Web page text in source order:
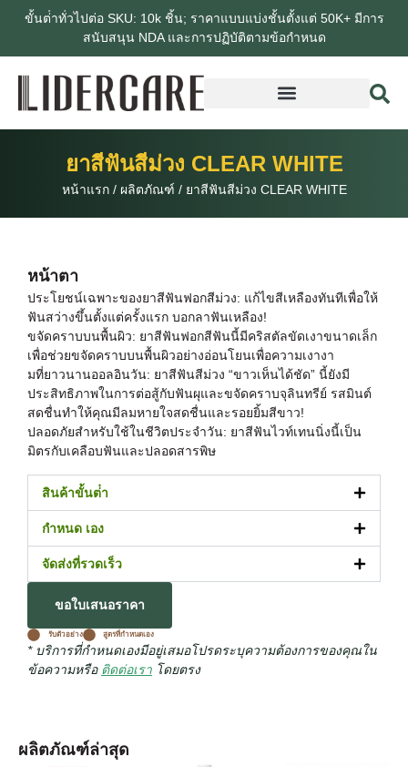
ขั้นต่ําทั่วไปต่อ SKU: 10k ชิ้น; ราคาแบบแบ่งชั้นตั้งแต่ 50K+ มีการ
สนับสนุน NDA และการปฏิบัติตามข้อกําหนด
ยาสีฟันสีม่วง CLEAR WHITE
หน้าแรก/ ผลิตภัณฑ์ / ยาสีฟันสีม่วง CLEAR WHITE
หน้าตา
ประโยชน์เฉพาะของยาสีฟันฟอกสีม่วง: แก้ไขสีเหลืองทันทีเพื่อให้
ฟันสว่างขึ้นตั้งแต่ครั้งแรก บอกลาฟันเหลือง!
ขจัดคราบบนพื้นผิว: ยาสีฟันฟอกสีฟันนี้มีคริสตัลขัดเงาขนาดเล็ก
เพื่อช่วยขจัดคราบบนพื้นผิวอย่างอ่อนโยนเพื่อความเงางา
มที่ยาวนานออลอินวัน: ยาสีฟันสีม่วง “ขาวเห็นได้ชัด” นี้ยังมี
ประสิทธิภาพในการต่อสู้กับฟันผุและขจัดคราบจุลินทรีย์ รสมินต์
สดชื่นทําให้คุณมีลมหายใจสดชื่นและรอยยิ้มสีขาว!
ปลอดภัยสําหรับใช้ในชีวิตประจําวัน: ยาสีฟันไวท์เทนนิ่งนี้เป็น
มิตรกับเคลือบฟันและปลอดสารพิษ
สินค้าขั้นต่ํา
กำหนด เอง
จัดส่งที่รวดเร็ว
ขอใบเสนอราคา
รับตัวอย่าง สูตรที่กําหนดเอง
* บริการที่กําหนดเองมีอยู่เสมอโปรดระบุความต้องการของคุณใน
ข้อความหรือ ติดต่อเรา โดยตรง
ผลิตภัณฑ์ล่าสุด